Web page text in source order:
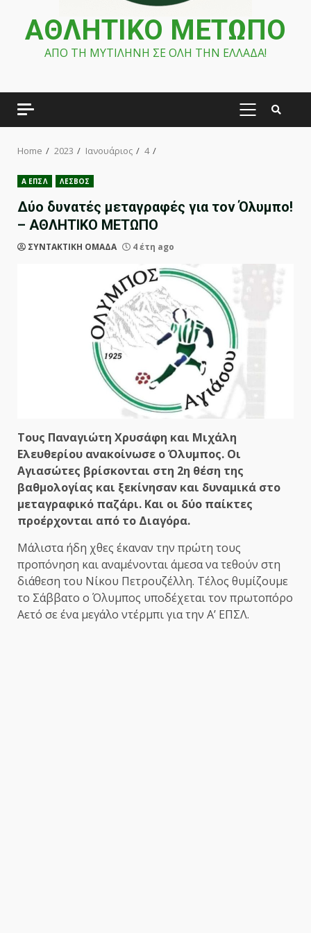
ΑΘΛΗΤΙΚΟ ΜΕΤΩΠΟ
ΑΠΟ ΤΗ ΜΥΤΙΛΗΝΗ ΣΕ ΟΛΗ ΤΗΝ ΕΛΛΑΔΑ!
PRIMARY
Home 2023 Ιανουάριος 4
Α ΕΠΣΛ ΛΕΣΒΟΣ
Δύο δυνατές μεταγραφές για τον Όλυμπο!
– ΑΘΛΗΤΙΚΟ ΜΕΤΩΠΟ
ΣΥΝΤΑΚΤΙΚΗ ΟΜΑΔΑ 4 έτη ago
Τους Παναγιώτη Χρυσάφη και Μιχάλη
Ελευθερίου ανακοίνωσε ο Όλυμπος. Οι
Αγιασώτες βρίσκονται στη 2η θέση της
βαθμολογίας και ξεκίνησαν και δυναμικά στο
μεταγραφικό παζάρι. Και οι δύο παίκτες
προέρχονται από το Διαγόρα.
Μάλιστα ήδη χθες έκαναν την πρώτη τους
προπόνηση και αναμένονται άμεσα να τεθούν στη
διάθεση του Νίκου Πετρουζέλλη. Τέλος θυμίζουμε
το Σάββατο ο Όλυμπος υποδέχεται τον πρωτοπόρο
Αετό σε ένα μεγάλο ντέρμπι για την Α’ ΕΠΣΛ.